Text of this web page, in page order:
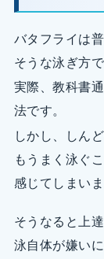
バタフライは
そうな泳ぎ方で
実際、教科書
法です。
しかし、しん
もうまく泳ぐ
感じてしまいま
そうなると上
泳自体が嫌い